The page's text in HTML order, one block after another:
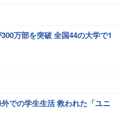
300万部を突破 全国44の大学で1
での学生生活 救われた「ユニ